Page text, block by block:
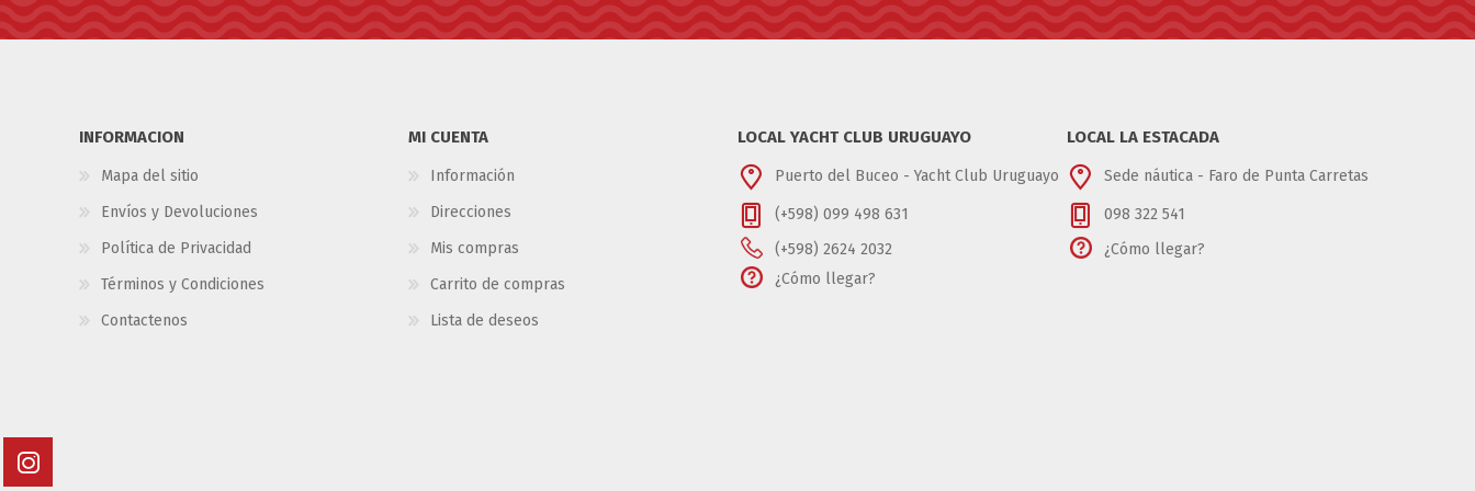
INFORMACION
Mapa del sitio
Envíos y Devoluciones
Política de Privacidad
Términos y Condiciones
Contactenos
MI CUENTA
Información
Direcciones
Mis compras
Carrito de compras
Lista de deseos
LOCAL YACHT CLUB URUGUAYO
Puerto del Buceo - Yacht Club Uruguayo
(+598) 099 498 631
(+598) 2624 2032
¿Cómo llegar?
LOCAL LA ESTACADA
Sede náutica - Faro de Punta Carretas
098 322 541
¿Cómo llegar?